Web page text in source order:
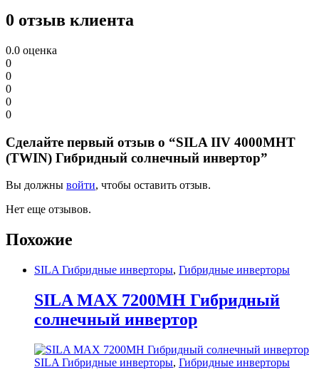
0 отзыв клиента
0.0 оценка
0
0
0
0
0
Сделайте первый отзыв о “SILA IIV 4000MHT
(TWIN) Гибридный солнечный инвертор”
Вы должны войти, чтобы оставить отзыв.
Нет еще отзывов.
Похожие
SILA Гибридные инверторы, Гибридные инверторы
SILA MAX 7200MH Гибридный
солнечный инвертор
SILA Гибридные инверторы, Гибридные инверторы